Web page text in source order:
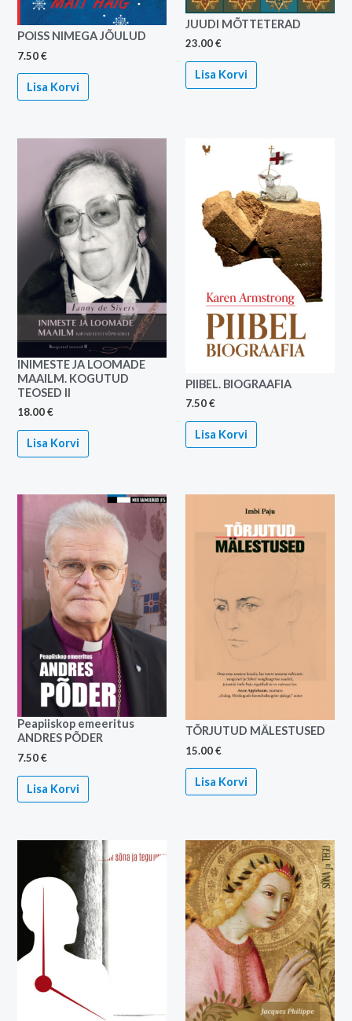
POISS NIMEGA JÕULUD
7.50€
Lisa Korvi
JUUDI MÕTTETERAD
23.00€
Lisa Korvi
INIMESTE JA LOOMADE
MAAILM. KOGUTUD
TEOSED II
18.00€
Lisa Korvi
PIIBEL. BIOGRAAFIA
7.50€
Lisa Korvi
Peapiiskop emeeritus
ANDRES PÕDER
7.50€
Lisa Korvi
TÕRJUTUD MÄLESTUSED
15.00€
Lisa Korvi